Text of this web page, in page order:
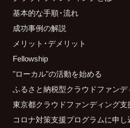
基本的な手順・流れ
成功事例の解説
メリット・デメリット
Fellowship
"ローカル"の活動を始める
ふるさと納税型クラウドファンデ
東京都クラウドファンディング
コロナ対策支援プログラムに申し